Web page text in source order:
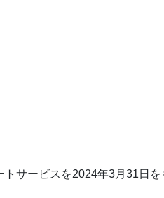
サービスを2024年3月31日